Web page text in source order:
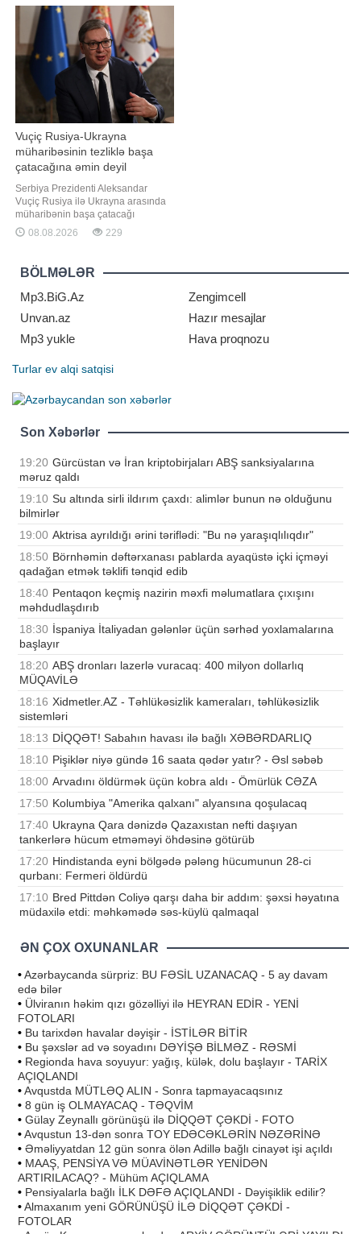
gedib. Lakin həmin axşam evə
qayıtmayıb və bundan narahat olan
ailə üzvləri onu axtarmağa
başlayıblar
Vuçiç Rusiya-Ukrayna
müharibəsinin tezliklə başa
çatacağına əmin deyil
Serbiya Prezidenti Aleksandar
Vuçiç Rusiya ilə Ukrayna arasında
müharibənin başa çatacağı
müddətlə bağlı hələlik ciddi
proqnoz verə bilmədiyini və tərəfləri
biləcəyindən narahat olduğunu
bildirib. "Report" Serbiya mediasına
istinadən xəbər verir ki, bu barədə
Vuçi
08.08.2026 229
BÖLMƏLƏR
Mp3.BiG.Az
Zengimcell
Unvan.az
Hazır mesajlar
Mp3 yukle
Hava proqnozu
Turlar ev alqi satqisi
Son Xəbərlər
19:20 Gürcüstan və İran kriptobirjaları ABŞ sanksiyalarına
məruz qaldı
19:10 Su altında sirli ildırım çaxdı: alimlər bunun nə olduğunu
bilmirlər
19:00 Aktrisa ayrıldığı ərini təriflədi: "Bu nə yaraşıqlılıqdır"
18:50 Börnhəmin dəftərxanası pablarda ayaqüstə içki içməyi
qadağan etmək təklifi tənqid edib
18:40 Pentaqon keçmiş nazirin məxfi məlumatlara çıxışını
məhdudlaşdırıb
18:30 İspaniya İtaliyadan gələnlər üçün sərhəd yoxlamalarına
başlayır
18:20 ABŞ dronları lazerlə vuracaq: 400 milyon dollarlıq
MÜQAVİLƏ
18:16 Xidmetler.AZ - Təhlükəsizlik kameraları, təhlükəsizlik
sistemləri
18:13 DİQQƏT! Sabahın havası ilə bağlı XƏBƏRDARLIQ
18:10 Pişiklər niyə gündə 16 saata qədər yatır? - Əsl səbəb
18:00 Arvadını öldürmək üçün kobra aldı - Ömürlük CƏZA
17:50 Kolumbiya "Amerika qalxanı" alyansına qoşulacaq
17:40 Ukrayna Qara dənizdə Qazaxıstan nefti daşıyan
tankerlərə hücum etməməyi öhdəsinə götürüb
17:20 Hindistanda eyni bölgədə pələng hücumunun 28-ci
qurbanı: Fermeri öldürdü
17:10 Bred Pittdən Coliyə qarşı daha bir addım: şəxsi həyatına
müdaxilə etdi: məhkəmədə səs-küylü qalmaqal
ƏN ÇOX OXUNANLAR
•Azərbaycanda sürpriz: BU FƏSİL UZANACAQ - 5 ay davam
edə bilər
• Ülviranın həkim qızı gözəlliyi ilə HEYRAN EDİR - YENİ
FOTOLARI
• Bu tarixdən havalar dəyişir - İSTİLƏR BİTİR
• Bu şəxslər ad və soyadını DƏYİŞƏ BİLMƏZ - RƏSMİ
• Regionda hava soyuyur: yağış, külək, dolu başlayır - TARİX
AÇIQLANDI
•Avqustda MÜTLƏQ ALIN - Sonra tapmayacaqsınız
• 8 gün iş OLMAYACAQ - TƏQVİM
• Gülay Zeynallı görünüşü ilə DİQQƏT ÇƏKDİ - FOTO
•Avqustun 13-dən sonra TOY EDƏCƏKLƏRİN NƏZƏRİNƏ
• Əməliyyatdan 12 gün sonra ölən Adillə bağlı cinayət işi açıldı
• MAAŞ, PENSİYA VƏ MÜAVİNƏTLƏR YENİDƏN
ARTIRILACAQ? - Mühüm AÇIQLAMA
• Pensiyalarla bağlı İLK DƏFƏ AÇIQLANDI - Dəyişiklik edilir?
•Almaxanım yeni GÖRÜNÜŞÜ İLƏ DİQQƏT ÇƏKDİ -
FOTOLAR